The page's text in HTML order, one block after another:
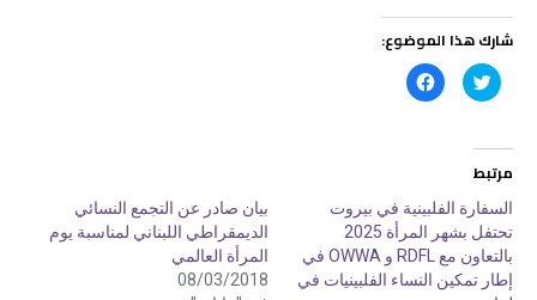
شارك هذا الموضوع:
ض
ر
ك
ة
ع
ل
ى
ت
ن
ر
ك
ة
ع
ل
ى
ف
مرتبط
السفارة الفلبينية في بيروت
تحتفل بشهر المرأة 2025
بالتعاون مع RDFL و OWWA في
إطار تمكين النساء الفلبينيات في
بيان صادر عن التجمع النسائي
الديمقراطي اللبناني لمناسبة يوم
المرأة العالمي
08/03/2018